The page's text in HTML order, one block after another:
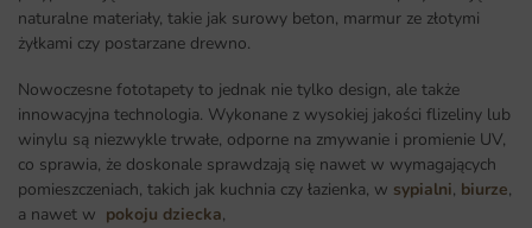
naturalne materiały, takie jak surowy beton, marmur ze złotymi
żyłkami czy postarzane drewno.
Nowoczesne fototapety to jednak nie tylko design, ale także
innowacyjna technologia. Wykonane z wysokiej jakości flizeliny lub
winylu są niezwykle trwałe, odporne na zmywanie i promienie UV,
co sprawia, że doskonale sprawdzają się nawet w wymagających
pomieszczeniach, takich jak kuchnia czy łazienka, w sypialni, biurze,
a nawet w pokoju dziecka,